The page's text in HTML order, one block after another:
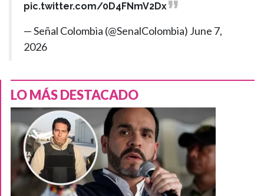
pic.twitter.com/0D4FNmV2Dx
— Señal Colombia (@SenalColombia) June 7,
2026
LO MÁS DESTACADO